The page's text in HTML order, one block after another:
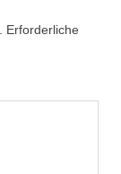
Erforderliche